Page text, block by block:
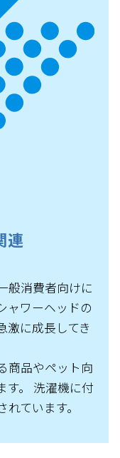
連
般消費者向けに
ャワーヘッドの
激に成長してき
商品やペット向
す。 洗濯機に付
ています。